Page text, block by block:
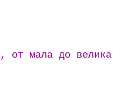
от мала до велика